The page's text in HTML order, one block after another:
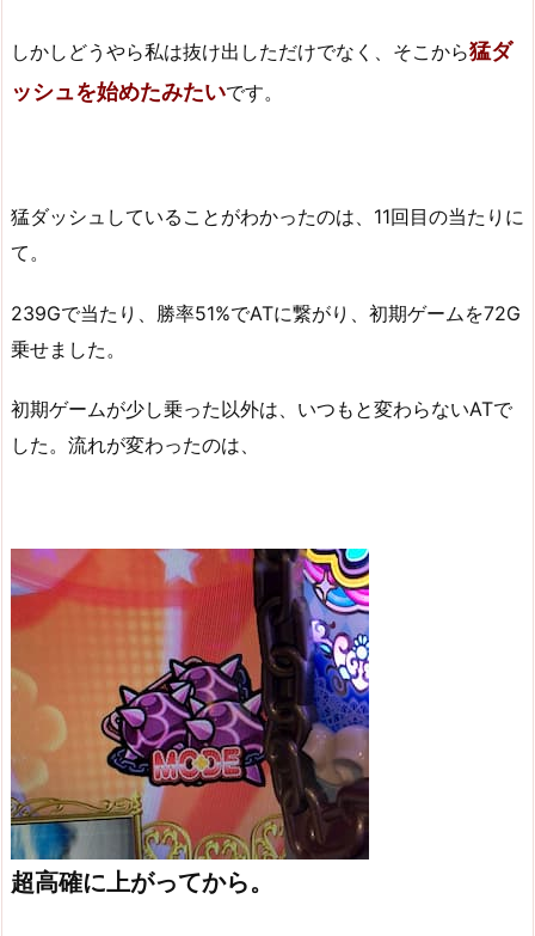
しかしどうやら私は抜け出しただけでなく、そこから猛ダ
ッシュを始めたみたいです。
猛ダッシュしていることがわかったのは、11回目の当たりに
て。
239Gで当たり、勝率51%でATに繋がり、初期ゲームを72G
乗せました。
初期ゲームが少し乗った以外は、いつもと変わらないATで
した。流れが変わったのは、
超高確に上がってから。